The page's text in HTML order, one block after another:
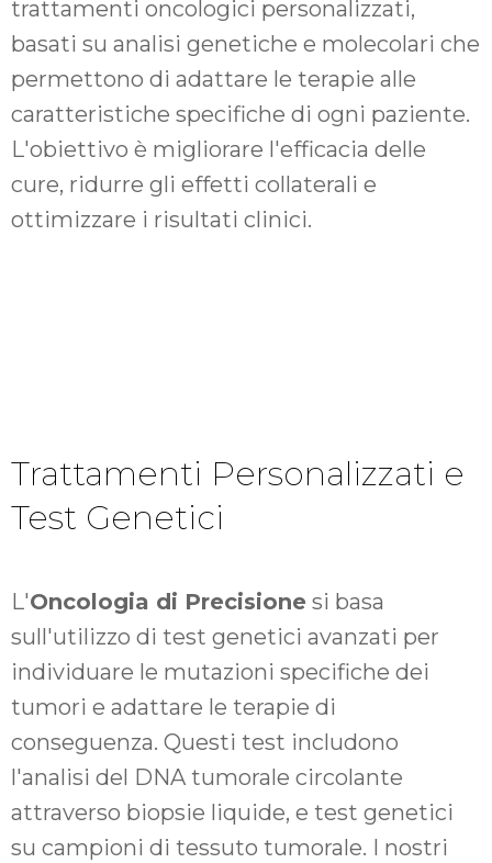
trattamenti oncologici personalizzati,
basati su analisi genetiche e molecolari che
permettono di adattare le terapie alle
caratteristiche specifiche di ogni paziente.
L'obiettivo è migliorare l'efficacia delle
cure, ridurre gli effetti collaterali e
ottimizzare i risultati clinici.
Trattamenti Personalizzati e
Test Genetici
L'Oncologia di Precisione si basa
sull'utilizzo di test genetici avanzati per
individuare le mutazioni specifiche dei
tumori e adattare le terapie di
conseguenza. Questi test includono
l'analisi del DNA tumorale circolante
attraverso biopsie liquide, e test genetici
su campioni di tessuto tumorale. I nostri